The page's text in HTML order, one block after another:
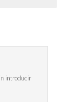
introducir